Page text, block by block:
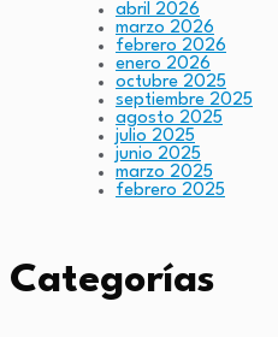
abril 2026
marzo 2026
febrero 2026
enero 2026
octubre 2025
septiembre 2025
agosto 2025
julio 2025
junio 2025
marzo 2025
febrero 2025
Categorías